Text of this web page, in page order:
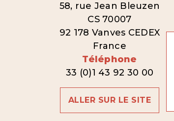
58, rue Jean Bleuzen
CS 70007
92 178 Vanves CEDEX
France
Téléphone
33 (0)1 43 92 30 00
ALLER SUR LE SITE